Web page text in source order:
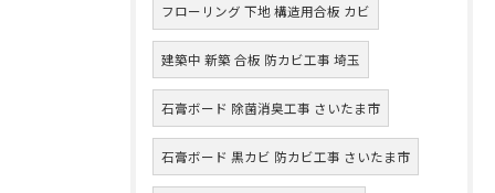
フローリング 下地 構造用合板 カビ
建築中 新築 合板 防カビ工事 埼玉
石膏ボード 除菌消臭工事 さいたま市
石膏ボード 黒カビ 防カビ工事 さいたま市